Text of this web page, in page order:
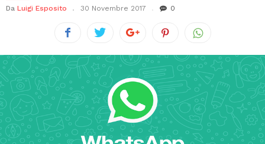
Da Luigi Esposito 30 Novembre 2017 0